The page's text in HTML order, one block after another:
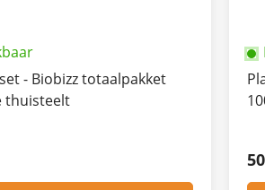
- Biobizz totaalpakket
thuisteelt